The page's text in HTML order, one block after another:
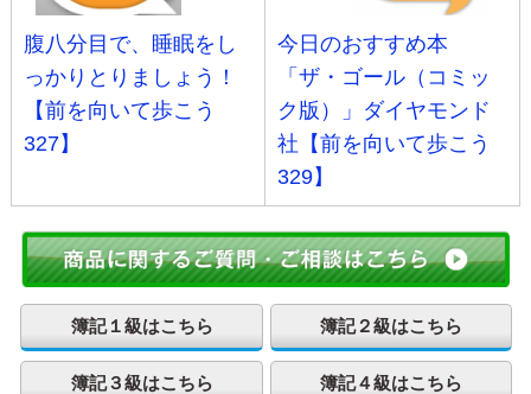
腹八分目で、睡眠をし
っかりとりましょう！
【前を向いて歩こう
327】
今日のおすすめ本
「ザ・ゴール（コミッ
ク版）」ダイヤモンド
社【前を向いて歩こう
329】
簿記１級はこちら 簿記２級はこちら
簿記３級はこちら 簿記４級はこちら